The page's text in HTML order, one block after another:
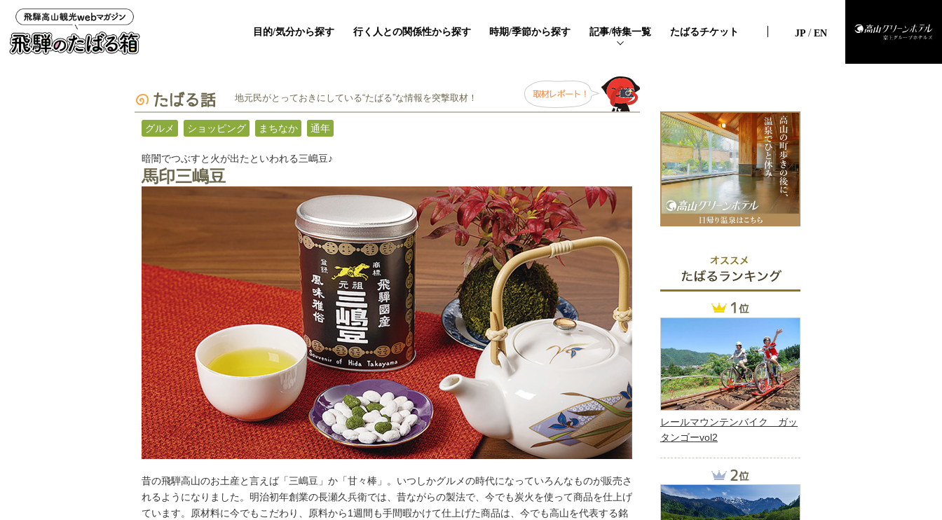
目的/気分から探す 行く人との関係性から探す 時期/季節から探す 記事/特集一覧 たばるチケット JP /EN
地元民がとっておきにしている“たばる”な情報を突撃取材！
グルメ ショッピング まちなか 通年
暗闇でつぶすと火が出たといわれる三嶋豆♪
馬印三嶋豆
昔の飛騨高山のお土産と言えば「三嶋豆」か「甘々棒」。いつしかグルメの時代になっていろんなものが販売さ
れるようになりました。明治初年創業の長瀬久兵衛では、昔ながらの製法で、今でも炭火を使って商品を仕上げ
ています。原材料に今でもこだわり、原料から1週間も手間暇かけて仕上げた商品は、今でも高山を代表する銘
レールマウンテンバイク ガッ
タンゴーvol2